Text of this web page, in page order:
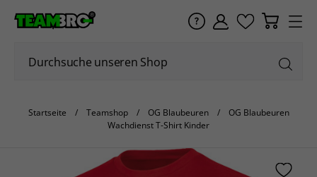
Startseite Teamshop OG Blaubeuren
OG Blaubeuren
Wachdienst T-Shirt Kinder